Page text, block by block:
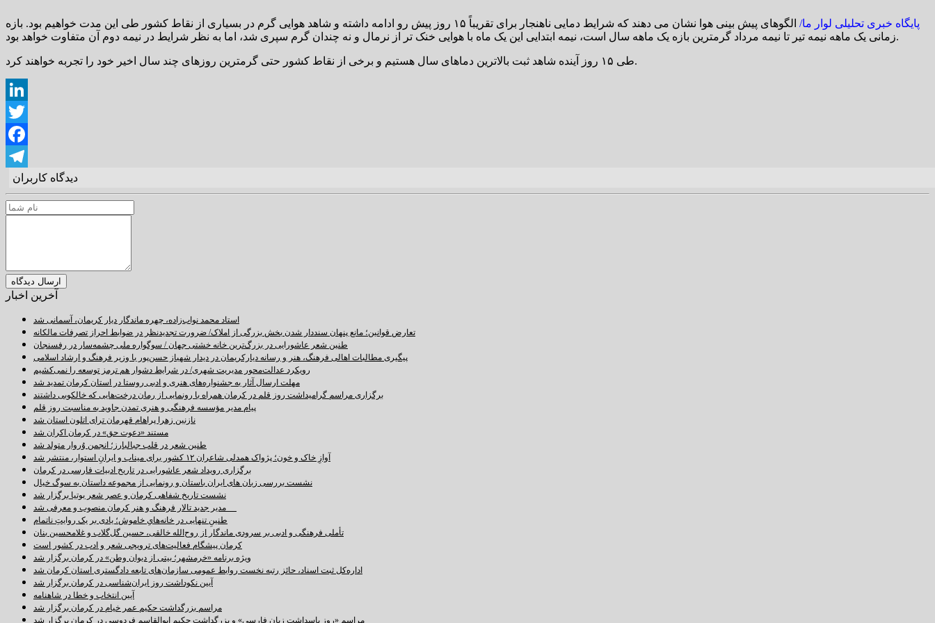
پایگاه خبری تحلیلی لوار ما/
الگوهای پیش بینی هوا نشان می دهند که شرایط دمایی ناهنجار برای تقریباً ۱۵ روز پیش رو ادامه داشته و شاهد هوایی گرم در بسیاری از نقاط کشور طی این مدت خواهیم بود‌. بازه
زمانی یک ماهه نیمه تیر تا نیمه مرداد گرمترین بازه یک ماهه سال است، نیمه ابتدایی این یک ماه با هوایی خنک تر از نرمال و نه چندان گرم سپری شد، اما به نظر شرایط در نیمه دوم آن متفاوت خواهد بود.
طی ۱۵ روز آینده شاهد ثبت بالاترین دماهای سال هستیم و برخی از نقاط کشور حتی گرمترین روزهای چند سال اخیر خود را تجربه خواهند کرد.
LinkedIn
Twitter
Facebook
Telegram
دیدگاه کاربران
آخرین اخبار
استاد محمد نواب‌زاده، چهره ماندگار دیار کریمان، آسمانی شد
تعارض قوانین؛ مانع پنهان سنددار شدن بخش بزرگی از املاک/ ضرورت تجدیدنظر در ضوابط احراز تصرفات مالکانه
طنین شعر عاشورایی در بزرگ‌ترین خانه خشتی جهان / سوگواره ملی چشمه‌سار در رفسنجان
پیگیری مطالبات اهالی فرهنگ، هنر و رسانه دیارکریمان در دیدار شهباز حسن‌پور با وزیر فرهنگ و ارشاد اسلامی
رویکرد عدالت‌محور مدیریت شهری/ در شرایط دشوار هم ترمز توسعه را نمی‌کشیم
مهلت ارسال آثار به جشنواره‌های هنری و ادبی روستا در استان کرمان تمدید شد
برگزاری مراسم گرامیداشت روز قلم در کرمان همراه با رونمایی از رمان درخت‌هایی که خالکوبی داشتند
پیام مدیر مؤسسه فرهنگی و هنری تمدن جاوید به مناسبت روز قلم
نازنین زهرا پراهام قهرمان ترای اتلون استان شد
مستند «دعوت حق» در کرمان اکران شد
طنین شعر در قلب جبالبارز؛ انجمن وُروار متولد شد
آوازِ خاک و خون؛ پژواک همدلی شاعران ۱۲ کشور برای میناب و ایرانِ استوار، منتشر شد
برگزاری رویداد شعر عاشورایی در تاریخ ادبیات فارسی در کرمان
نشست بررسی زبان های ایران باستان و رونمایی از مجموعه داستان به سوگ خیال
نشست تاریخ شفاهی کرمان و عصر شعر بوتیا برگزار شد
طنینِ تنهایی در خانه‌هایِ خاموش؛ یادی بر یک روایتِ ناتمام
تأملی فرهنگی و ادبی بر سرودی ماندگار از روح‌الله خالقی، حسین گل‌گلاب و غلامحسین بنان
کرمان پیشگام فعالیت‌های ترویجی شعر و ادب در کشور است
ویژه برنامه «خرمشهر؛ بیتی از دیوان وطن» در کرمان برگزار شد
اداره‌کل ثبت اسناد، حائز رتبه نخست روابط عمومی سازمان‌های تابعه دادگستری استان کرمان شد
آیین نکوداشت روز ایران‌شناسی در کرمان برگزار شد
آیین انتخاب و خطا در شاهنامه
مراسم بزرگداشت حکیم عمر خیام در کرمان برگزار شد